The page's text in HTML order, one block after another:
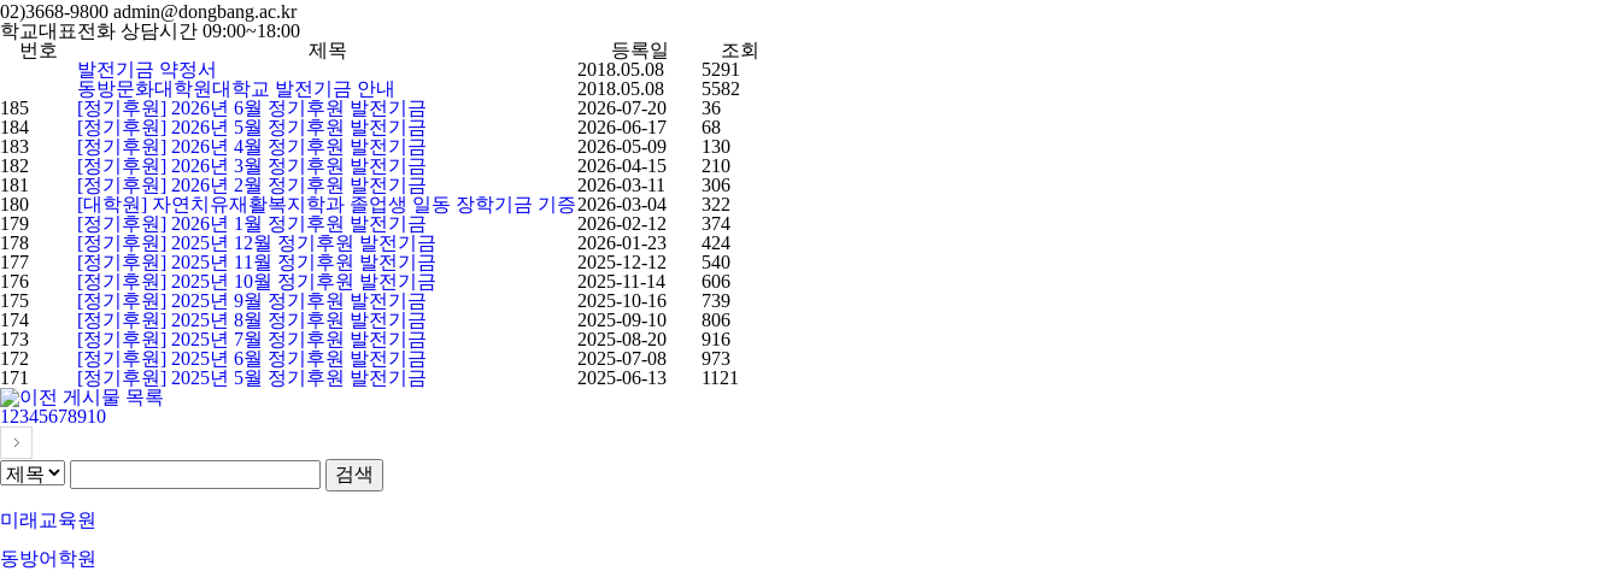
02)3668-9800 admin@dongbang.ac.kr
학교대표전화 상담시간 09:00~18:00
번호
제목 등록일
조회
발전기금 약정서
2018.05.08
5291
동방문화대학원대학교 발전기금 안내
2018.05.08
5582
185
[정기후원] 2026년 6월 정기후원 발전기금 2026-07-20
36
184
[정기후원] 2026년 5월 정기후원 발전기금 2026-06-17
68
183
[정기후원] 2026년 4월 정기후원 발전기금 2026-05-09
130
182
[정기후원] 2026년 3월 정기후원 발전기금 2026-04-15
210
181
[정기후원] 2026년 2월 정기후원 발전기금 2026-03-11
306
180
[대학원] 자연치유재활복지학과 졸업생 일동 장학기금 기증2026-03-04
322
179
[정기후원] 2026년 1월 정기후원 발전기금 2026-02-12
374
178
[정기후원] 2025년 12월 정기후원 발전기금 2026-01-23
424
177
[정기후원] 2025년 11월 정기후원 발전기금 2025-12-12
540
176
[정기후원] 2025년 10월 정기후원 발전기금 2025-11-14
606
175
[정기후원] 2025년 9월 정기후원 발전기금 2025-10-16
739
174
[정기후원] 2025년 8월 정기후원 발전기금 2025-09-10
806
173
[정기후원] 2025년 7월 정기후원 발전기금 2025-08-20
916
172
[정기후원] 2025년 6월 정기후원 발전기금 2025-07-08
973
171
[정기후원] 2025년 5월 정기후원 발전기금 2025-06-13
1121
1 2345678910
미래교육원
동방어학원